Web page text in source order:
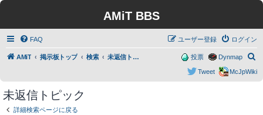
AMiT BBS
FAQ ログイン
ユーザー登録
AMiT 掲示板トップ 検索 未返信トピック
索
Dynmap
投票
McJpWiki
Tweet
未返信トピック
詳細検索ページに戻る